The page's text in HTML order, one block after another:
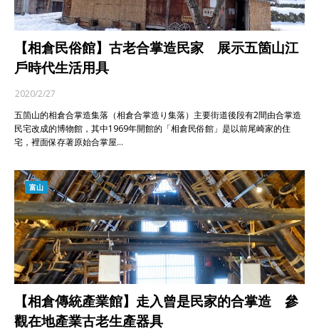
【相倉民俗館】古老合掌造民家 展示五箇山江
戶時代生活用具
2020/2/27
五箇山的相倉合掌造集落（相倉合掌造り集落）主要街道後段有2間由合掌造
民宅改成的博物館，其中1969年開館的「相倉民俗館」是以前尾崎家的住
宅，裡面保存著原始合掌屋…
富山
【相倉傳統產業館】走入曾是民家的合掌造 參
觀在地產業古老生產器具